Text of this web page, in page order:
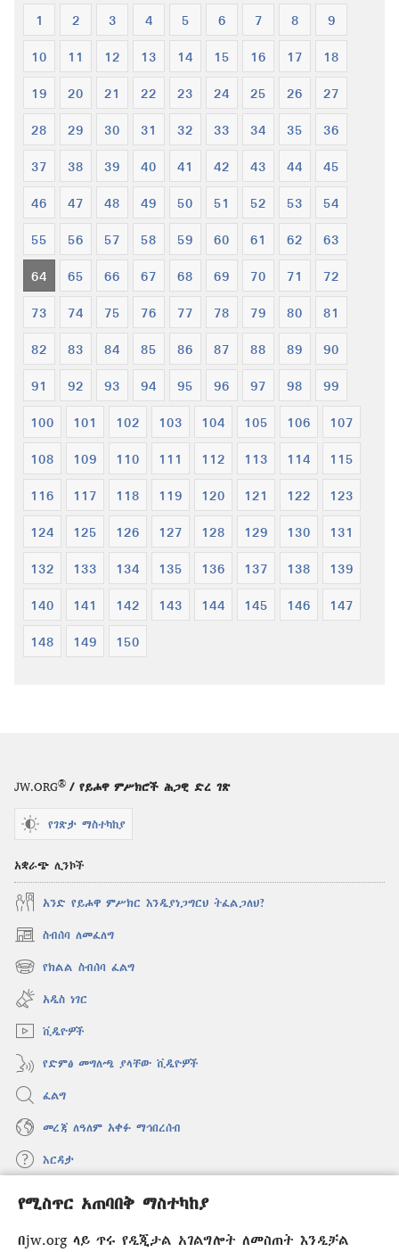
የሚስጥር አጠባበቅ ማስተካከያ
በjw.org ላይ ጥሩ የዲጂታል አገልግሎት ለመስጠት እንዲቻል
1 2 3 4 5 6 7 8 9
10 11 12 13 14 15 16 17 18
19 20 21 22 23 24 25 26 27
28 29 30 31 32 33 34 35 36
37 38 39 40 41 42 43 44 45
46 47 48 49 50 51 52 53 54
55 56 57 58 59 60 61 62 63
64 65 66 67 68 69 70 71 72
73 74 75 76 77 78 79 80 81
82 83 84 85 86 87 88 89 90
91 92 93 94 95 96 97 98 99
100 101 102 103 104 105 106 107
108 109 110 111 112 113 114 115
116 117 118 119 120 121 122 123
124 125 126 127 128 129 130 131
132 133 134 135 136 137 138 139
140 141 142 143 144 145 146 147
148 149 150
JW.ORG® / የይሖዋ ምሥክሮች ሕጋዊ ድረ ገጽ
የገጽታ ማስተካከያ
አቋራጭ ሊንኮች
አንድ የይሖዋ ምሥክር እንዲያነጋግርህ ትፈልጋለህ?
ስብሰባ ለመፈለግ
(አዲስ
ዊንዶው
ክፈት)
የክልል ስብሰባ ፈልግ
(አዲስ
ዊንዶው
ክፈት)
አዲስ ነገር
ቪዲዮዎች
የድምፅ መግለጫ ያላቸው ቪዲዮዎች
ፈልግ
መረጃ ለዓለም አቀፉ ማኅበረሰብ
እርዳታ
መዋጮዎች
(አዲስ
ክፈት)